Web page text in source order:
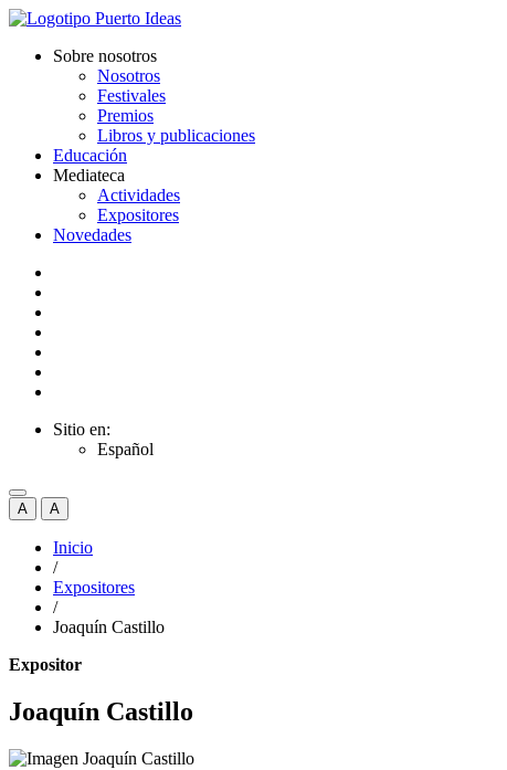
Sobre nosotros
Nosotros
Festivales
Premios
Libros y publicaciones
Educación
Mediateca
Actividades
Expositores
Novedades
Sitio en:
Español
A A
Inicio
/
Expositores
/
Joaquín Castillo
Expositor
Joaquín Castillo